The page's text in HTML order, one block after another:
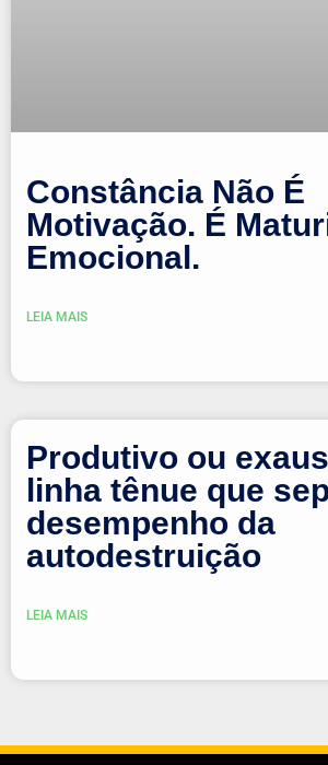
Constância Não É
Motivação. É
Emocional.
LEIA MAIS
Produtivo ou
linha tênue que
desempenho da
autodestruição
LEIA MAIS